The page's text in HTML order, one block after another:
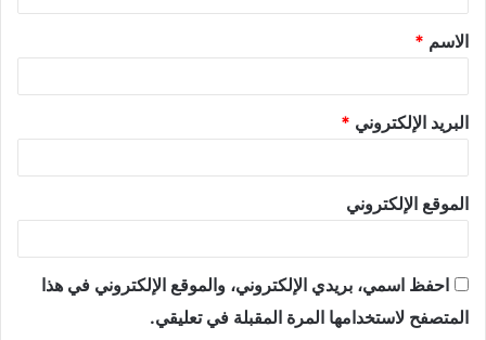
الاسم *
البريد الإلكتروني *
الموقع الإلكتروني
احفظ اسمي، بريدي الإلكتروني، والموقع الإلكتروني في هذا
المتصفح لاستخدامها المرة المقبلة في تعليقي.